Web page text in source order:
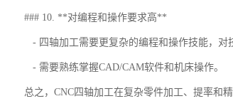
### 10. **对编程和操作要求高**
- 四轴加工需要更复杂的编程和操作技能，对
- 需要熟练掌握CAD/CAM软件和机床操作。
总之，CNC四轴加工在复杂零件加工、提率和